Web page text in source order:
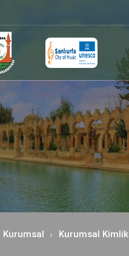
Kurumsal Kurumsal Kimlik